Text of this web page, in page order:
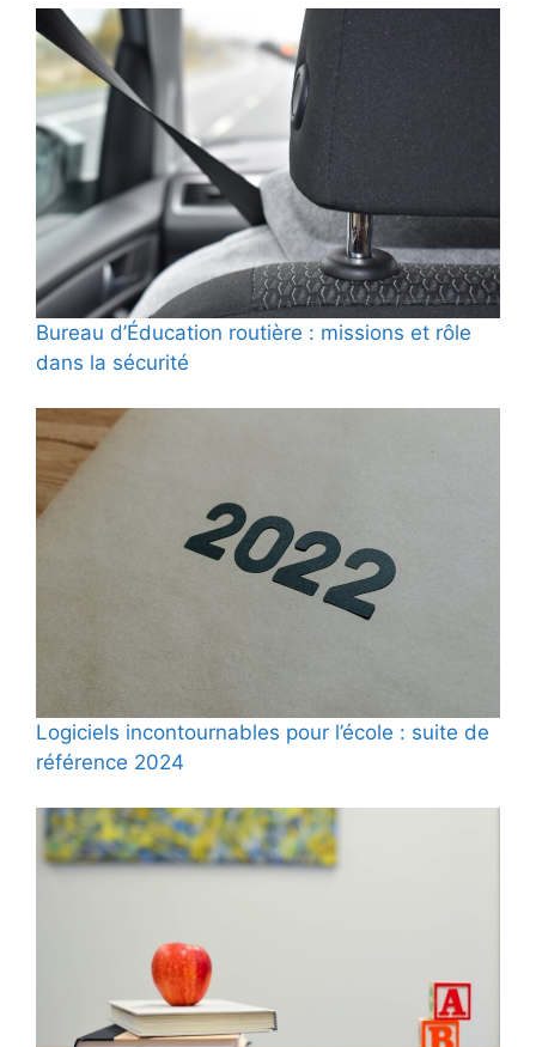
Bureau d’Éducation routière : missions et rôle
dans la sécurité
Logiciels incontournables pour l’école : suite de
référence 2024